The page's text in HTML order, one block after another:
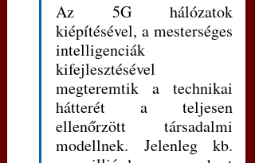
Az 5G hálózatok
kiépítésével, a mesterséges
intelligenciák
kifejlesztésével
megteremtik a technikai
hátterét a teljesen
ellenőrzött társadalmi
modellnek. Jelenleg kb.